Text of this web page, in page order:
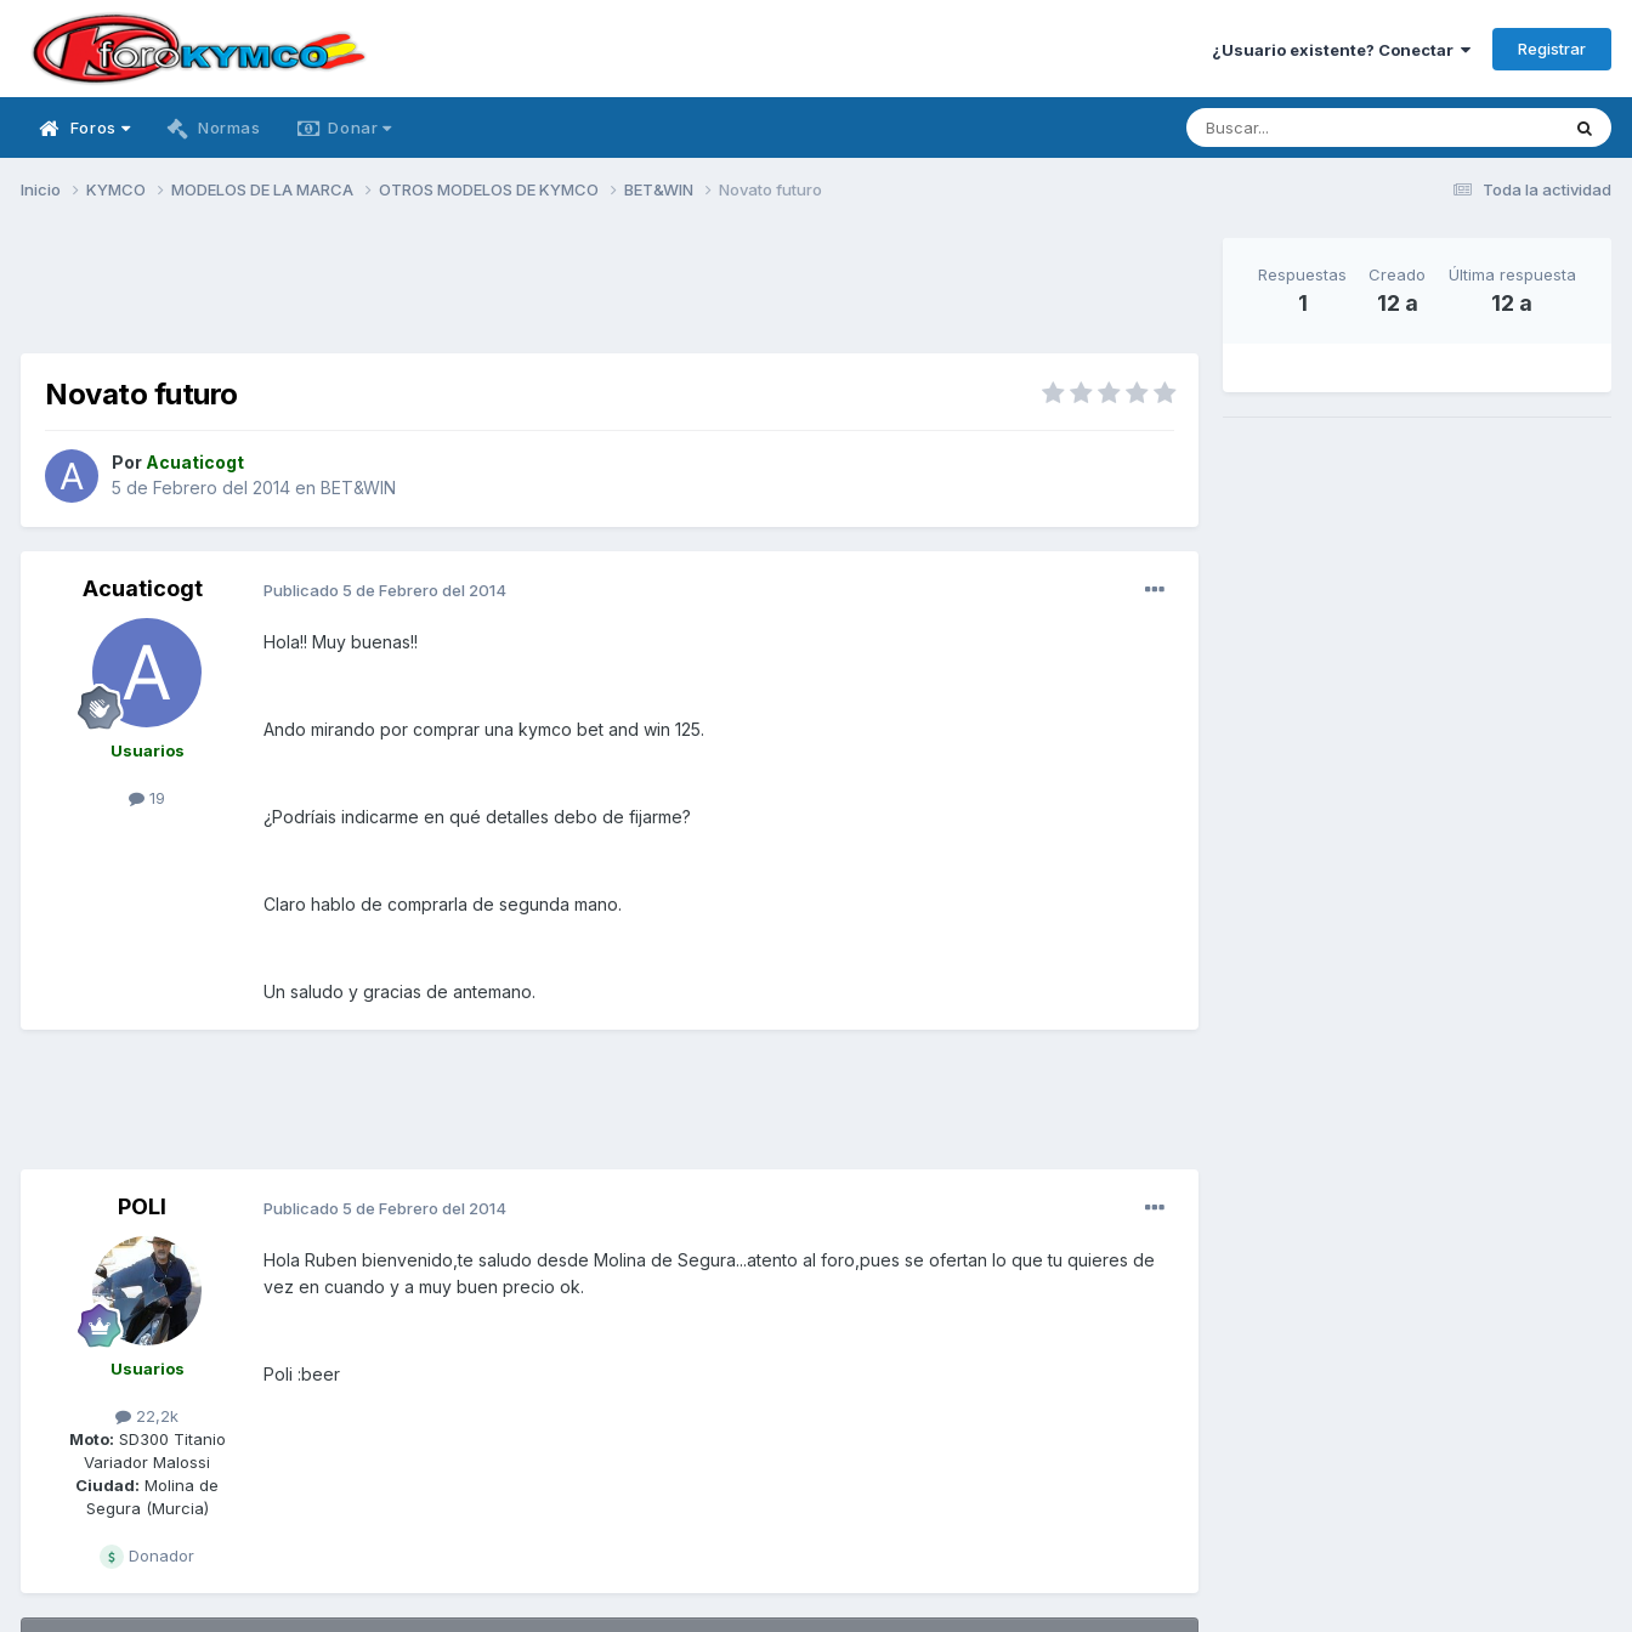
¿Usuario existente? Conectar Registrar
Foros Normas Donar
Toda la actividad
Inicio KYMCO MODELOS DE LA MARCA OTROS MODELOS DE KYMCO BET&WIN Novato futuro
Novato futuro
Por Acuaticogt
5 de Febrero del 2014 en BET&WIN
Acuaticogt
Usuarios
19
Publicado 5 de Febrero del 2014
Hola!! Muy buenas!!
Ando mirando por comprar una kymco bet and win 125.
¿Podríais indicarme en qué detalles debo de fijarme?
Claro hablo de comprarla de segunda mano.
Un saludo y gracias de antemano.
POLI
Usuarios
22,2k
Moto: SD300 Titanio
Variador Malossi
Ciudad: Molina de
Segura (Murcia)
Donador
Publicado 5 de Febrero del 2014
Hola Ruben bienvenido,te saludo desde Molina de Segura...atento al foro,pues se ofertan lo que tu quieres de
vez en cuando y a muy buen precio ok.
Poli :beer
Respuestas
1
Creado
12 a
Última respuesta
12 a